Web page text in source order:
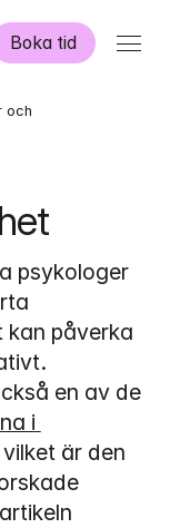
Boka tid
och
psykologer
kan påverka
Extraversion/introversion är också en av de
i
vilket är den